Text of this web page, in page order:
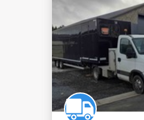
techniques.
une fuite à la
décharge les
deux ...